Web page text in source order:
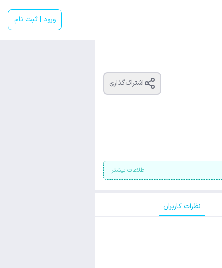
ورود | ثبت نام
اشتراک‌گذاری
اطلاعات بیشتر
نظرات کاربران